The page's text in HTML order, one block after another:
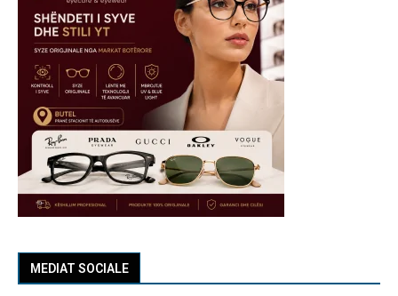
MEDIAT SOCIALE